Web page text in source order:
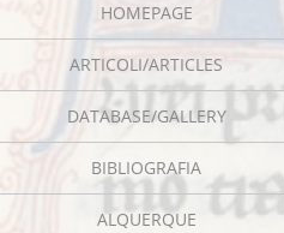
HOMEPAGE
ARTICOLI/ARTICLES
DATABASE/GALLERY
BIBLIOGRAFIA
ALQUERQUE